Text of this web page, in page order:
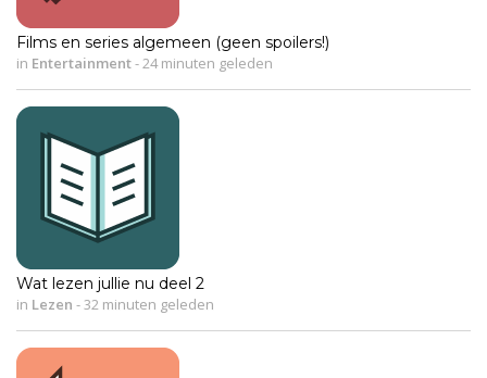
Films en series algemeen (geen spoilers!)
in Entertainment-24 minuten geleden
Wat lezen jullie nu deel 2
in Lezen -32 minuten geleden